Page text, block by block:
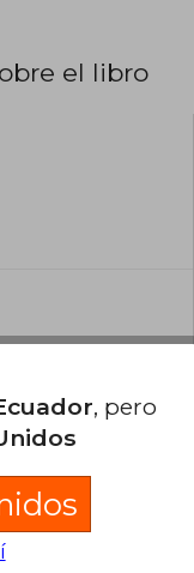
el libro
el libro
, pero